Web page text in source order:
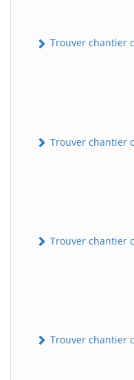
Trouver chantier
Trouver chantier
Trouver chantier
Trouver chantier